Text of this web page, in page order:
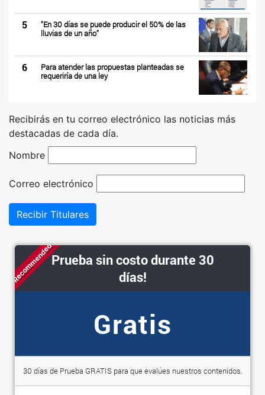
5
"En 30 días se puede producir el 50% de las
lluvias de un año”
6
Para atender las propuestas planteadas se
requeriría de una ley
Recibirás en tu correo electrónico las noticias más
destacadas de cada día.
Nombre
Correo electrónico
Recibir Titulares
RecommendedPrueba sin costo durante 30
días!
Gratis
30 días de Prueba GRATIS para que evalúes nuestros contenidos.